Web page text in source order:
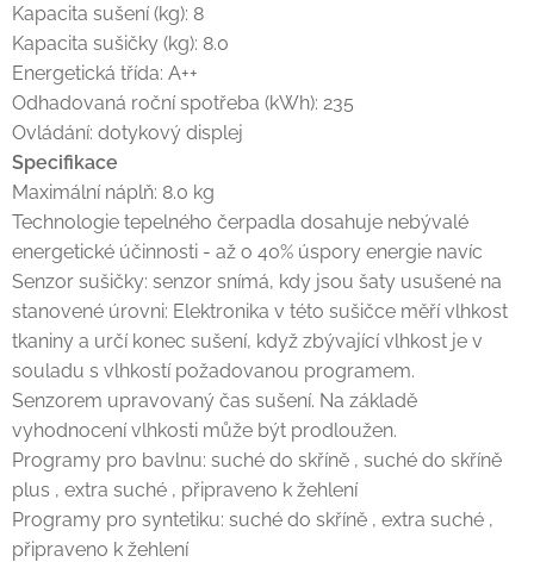
Kapacita sušení (kg): 8
Kapacita sušičky (kg): 8.0
Energetická třída: A++
Odhadovaná roční spotřeba (kWh): 235
Ovládání: dotykový displej
Specifikace
Maximální náplň: 8.0 kg
Technologie tepelného čerpadla dosahuje nebývalé
energetické účinnosti - až o 40% úspory energie navíc
Senzor sušičky: senzor snímá, kdy jsou šaty usušené na
stanovené úrovni: Elektronika v této sušičce měří vlhkost
tkaniny a určí konec sušení, když zbývající vlhkost je v
souladu s vlhkostí požadovanou programem.
Senzorem upravovaný čas sušení. Na základě
vyhodnocení vlhkosti může být prodloužen.
Programy pro bavlnu: suché do skříně , suché do skříně
plus , extra suché , připraveno k žehlení
Programy pro syntetiku: suché do skříně , extra suché ,
připraveno k žehlení